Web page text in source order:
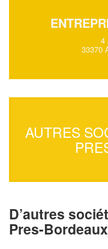
4
33370
AUTRES
D’autres
Pres-Bordeaux